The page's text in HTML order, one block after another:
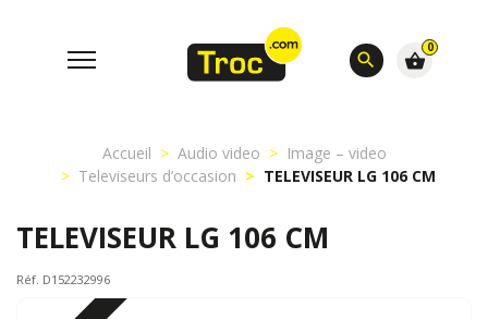
search
0
shopping_basket
Accueil Audio video
Image – video
Televiseurs d’occasion
TELEVISEUR LG 106 CM
TELEVISEUR LG 106 CM
Réf. D152232996